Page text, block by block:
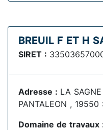
BREUIL F ET H
SIRET :
Adresse : LA
PANTALEON ,
Domaine de travaux